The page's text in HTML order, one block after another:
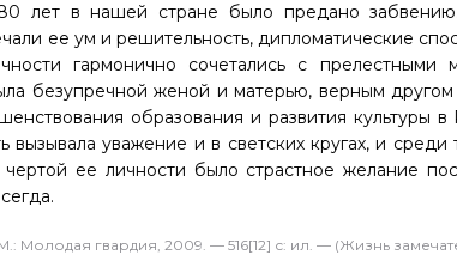
лет в нашей стране было предано
ее ум и решительность, дипломатические
гармонично сочетались с прелестными
безупречной женой и матерью, верным
образования и развития культуры
вызывала уважение и в светских кругах, и
ее личности было страстное желание
гвардия, 2009. — 516[12] с: ил. — (Жизнь